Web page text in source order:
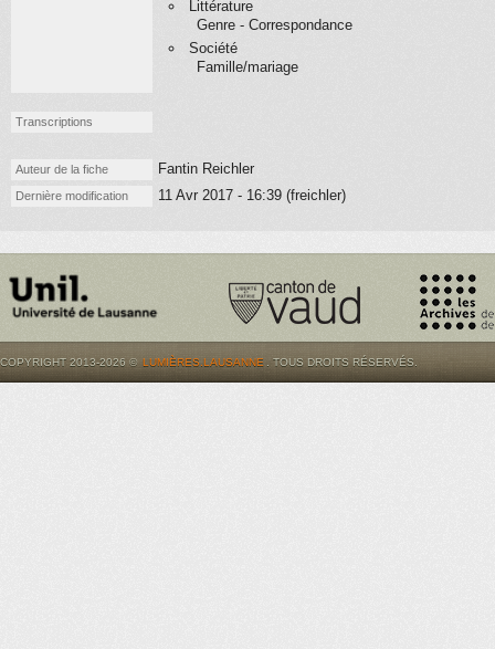
Littérature
Genre - Correspondance
Société
Famille/mariage
Transcriptions
Auteur de la fiche Fantin Reichler
Dernière modification 11 Avr 2017 - 16:39 (freichler)
COPYRIGHT 2013-2026 © LUMIÈRES.LAUSANNE . TOUS DROITS RÉSERVÉS.